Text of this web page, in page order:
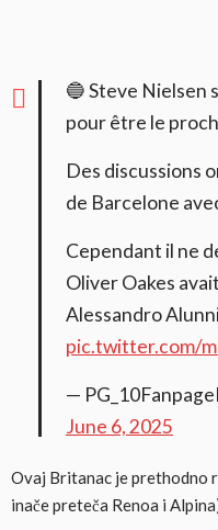
🔵 Steve Nielsen
pour être le
Des discussions
de Barcelone
Cependant il ne
Oliver Oakes
Alessandro
pic.twitter.com/
—
June 6, 2025
Ovaj Britanac je prethodno
inače preteča Renoa i